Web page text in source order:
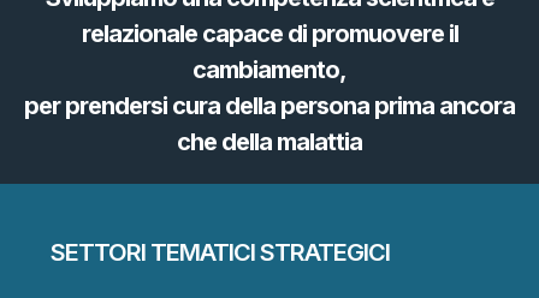
relazionale capace di promuovere il
cambiamento,
per prendersi cura della persona prima ancora
che della malattia
SETTORI TEMATICI STRATEGICI